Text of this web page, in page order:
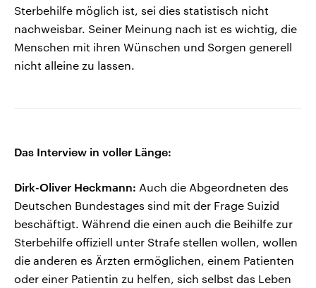
Sterbehilfe möglich ist, sei dies statistisch nicht
nachweisbar. Seiner Meinung nach ist es wichtig, die
Menschen mit ihren Wünschen und Sorgen generell
nicht alleine zu lassen.
Das Interview in voller Länge:
Dirk-Oliver Heckmann: Auch die Abgeordneten des
Deutschen Bundestages sind mit der Frage Suizid
beschäftigt. Während die einen auch die Beihilfe zur
Sterbehilfe offiziell unter Strafe stellen wollen, wollen
die anderen es Ärzten ermöglichen, einem Patienten
oder einer Patientin zu helfen, sich selbst das Leben